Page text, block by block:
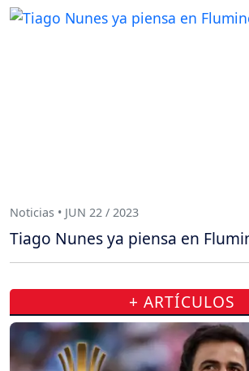
Noticias • JUN 22 / 2023
Tiago Nunes ya piensa en
+ ARTÍCULOS